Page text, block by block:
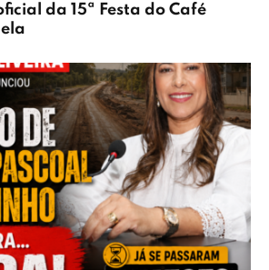
da 15ª Festa do Café